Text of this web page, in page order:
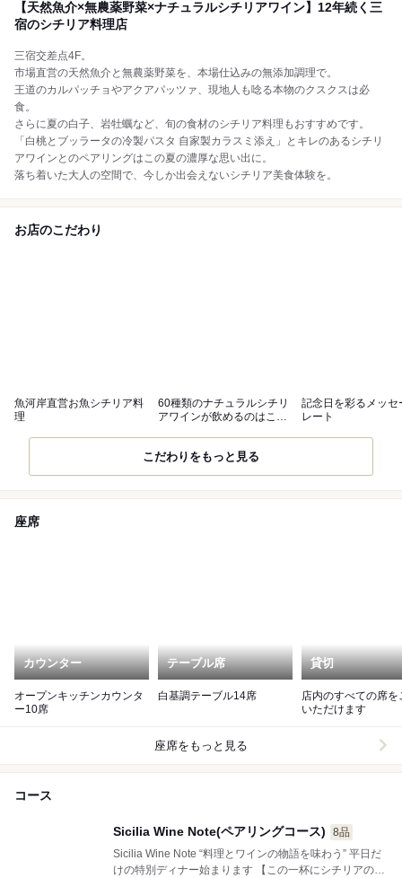
【天然魚介×無農薬野菜×ナチュラルシチリアワイン】12年続く三
宿のシチリア料理店
三宿交差点4F。
市場直営の天然魚介と無農薬野菜を、本場仕込みの無添加調理で。
王道のカルパッチョやアクアパッツァ、現地人も唸る本物のクスクスは必
食。
さらに夏の白子、岩牡蠣など、旬の食材のシチリア料理もおすすめです。
「白桃とブッラータの冷製パスタ 自家製カラスミ添え」とキレのあるシチリ
アワインとのペアリングはこの夏の濃厚な思い出に。
落ち着いた大人の空間で、今しか出会えないシチリア美食体験を。
お店のこだわり
魚河岸直営お魚シチリア料
理
60種類のナチュラルシチリ
アワインが飲めるのはここ
記念日を彩るメッセ
レート
こだわりをもっと見る
座席
カウンター
オープンキッチンカウンタ
ー10席
テーブル席
白基調テーブル14席
貸切
店内のすべての席を
いただけます
座席をもっと見る
コース
Sicilia Wine Note(ペアリングコース)
8品
Sicilia Wine Note “料理とワインの物語を味わう” 平日だ
けの特別ディナー始まります 【この一杯にシチリアの風